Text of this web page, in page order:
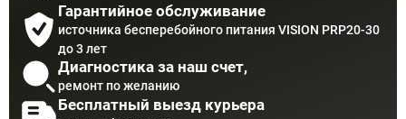
Гарантийное обслуживание
источника бесперебойного питания VISION PRP20-30
до 3 лет
Диагностика за наш счет,
ремонт по желанию
Бесплатный выезд курьера